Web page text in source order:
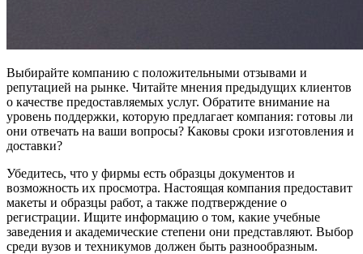
Выбирайте компанию с положительными отзывами и
репутацией на рынке. Читайте мнения предыдущих клиентов
о качестве предоставляемых услуг. Обратите внимание на
уровень поддержки, которую предлагает компания: готовы ли
они отвечать на ваши вопросы? Каковы сроки изготовления и
доставки?
Убедитесь, что у фирмы есть образцы документов и
возможность их просмотра. Настоящая компания предоставит
макеты и образцы работ, а также подтверждение о
регистрации. Ищите информацию о том, какие учебные
заведения и академические степени они представляют. Выбор
среди вузов и техникумов должен быть разнообразным.